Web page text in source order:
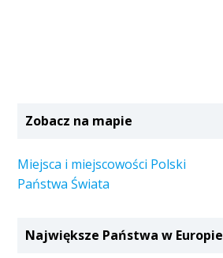
Zobacz na mapie
Miejsca i miejscowości Polski
Państwa Świata
Największe Państwa w Europie